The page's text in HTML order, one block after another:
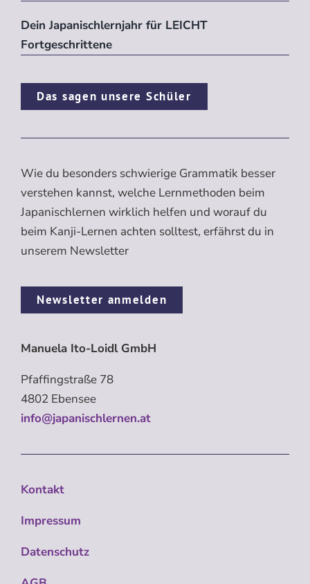
Dein Japanischlernjahr für LEICHT
Fortgeschrittene
Das sagen unsere Schüler
Wie du besonders schwierige Grammatik besser
verstehen kannst, welche Lernmethoden beim
Japanischlernen wirklich helfen und worauf du
beim Kanji-Lernen achten solltest, erfährst du in
unserem Newsletter
Newsletter anmelden
Manuela Ito-Loidl GmbH
Pfaffingstraße 78
4802 Ebensee
info@japanischlernen.at
Kontakt
Impressum
Datenschutz